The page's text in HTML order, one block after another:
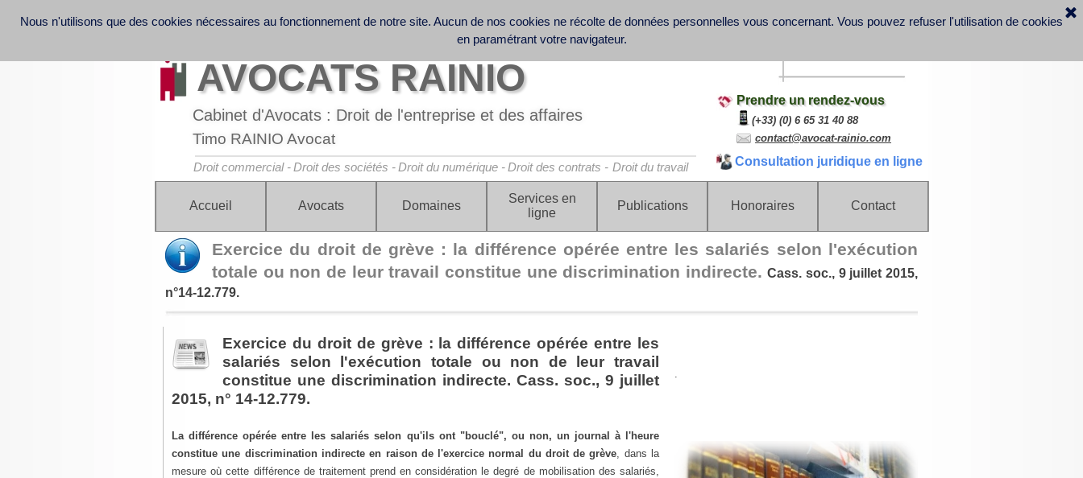
Nous n'utilisons que des cookies nécessaires au fonctionnement de notre site. Aucun de nos cookies ne récolte de données personnelles vous concernant. Vous pouvez refuser l'utilisation de cookies
en paramétrant votre navigateur.
Accueil Avocats Domaines
Services en
ligne
Publications Honoraires Contact
Cabinet d'Avocats : Droit de l'entreprise et des affaires
Consultation juridique en ligne
Prendre un rendez-vous
Informations légales et note d'information sur la collecte et le traitement des données personnelles
AVOCATS RAINIO
Droit commercial - Droit des contrats -
Droit du numérique - Droit du travail
Droit des sociétés -
(+33) (0) 6 65 31 40 88
contact@avocat-rainio.com
Discover France Company Launch | French Law office - Business Law - Contract Law - Digital Law (GDPR) - Labor
Timo RAINIO Avocat
Exercice du droit de grève : la différence opérée entre les salariés selon l'exécution
totale ou non de leur travail constitue une discrimination indirecte.Cass. soc., 9 juillet 2015,
n°14-12.779.
Exercice du droit de grève : la différence opérée entre les
salariés selon l'exécution totale ou non de leur travail
constitue une discrimination indirecte. Cass. soc., 9 juillet
2015, n° 14-12.779.
La différence opérée entre les salariés selon qu'ils ont "bouclé", ou non, un journal à l'heure
constitue une discrimination indirecte en raison de l'exercice normal du droit de grève, dans la
mesure où cette différence de traitement prend en considération le degré de mobilisation des salariés,
.